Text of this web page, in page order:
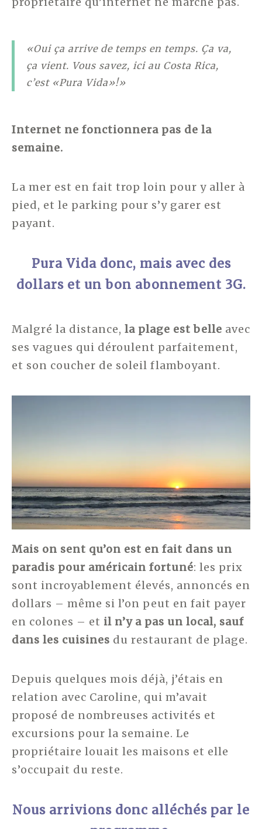
«Oui ça arrive de temps en temps. Ça va,
ça vient. Vous savez, ici au Costa Rica,
c’est «Pura Vida»!»
Internet ne fonctionnera pas de la
semaine.
La mer est en fait trop loin pour y aller à
pied, et le parking pour s’y garer est
payant.
Pura Vida donc, mais avec des
dollars et un bon abonnement 3G.
Malgré la distance, la plage est belle avec
ses vagues qui déroulent parfaitement,
et son coucher de soleil flamboyant.
Mais on sent qu’on est en fait dans un
paradis pour américain fortuné: les prix
sont incroyablement élevés, annoncés en
dollars – même si l’on peut en fait payer
en colones – et il n’y a pas un local, sauf
dans les cuisines du restaurant de plage.
Depuis quelques mois déjà, j’étais en
relation avec Caroline, qui m’avait
proposé de nombreuses activités et
excursions pour la semaine. Le
propriétaire louait les maisons et elle
s’occupait du reste.
Nous arrivions donc alléchés par le